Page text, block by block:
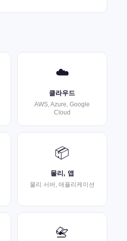
☁️
클라우드
AWS, Azure, Google
Cloud
📦
물리, 앱
물리 서버, 애플리케이션
📇